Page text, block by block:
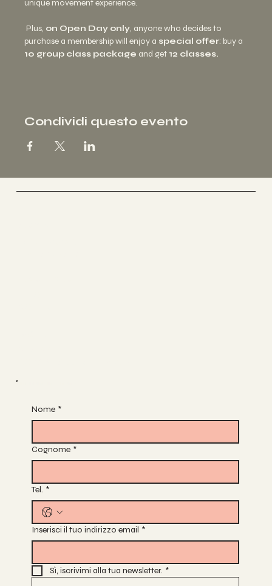
unique movement experience.
Plus, on Open Day only, anyone who decides to
purchase a membership will enjoy a special offer: buy a
10 group class package and get 12 classes.
Condividi questo evento
Rimaniamo in contatto
Nome *
Cognome *
Tel. *
Inserisci il tuo indirizzo email *
Sì, iscrivimi alla tua newsletter. *